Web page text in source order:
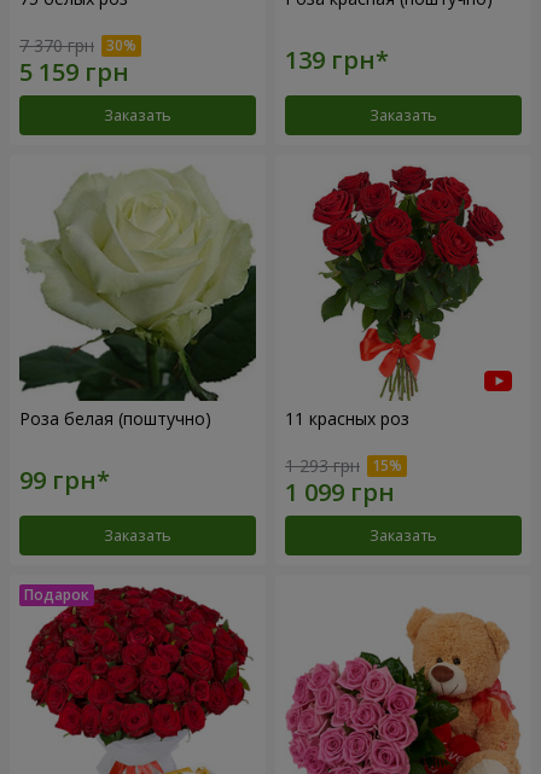
7 370 грн
Заказать Заказать
Роза белая (поштучно)
Заказать
11 красных роз
1 293 грн
Заказать